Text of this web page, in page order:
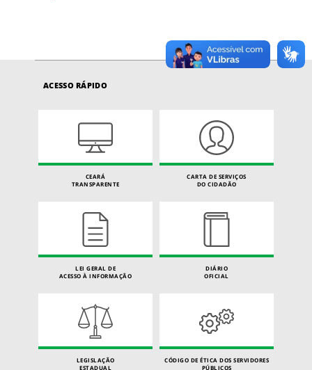
ACESSO RÁPIDO
CEARÁ
TRANSPARENTE
CARTA DE SERVIÇOS
DO CIDADÃO
LEI GERAL DE
ACESSO À INFORMAÇÃO
DIÁRIO
OFICIAL
LEGISLAÇÃO
ESTADUAL
CÓDIGO DE ÉTICA DOS SERVIDORES
PÚBLICOS